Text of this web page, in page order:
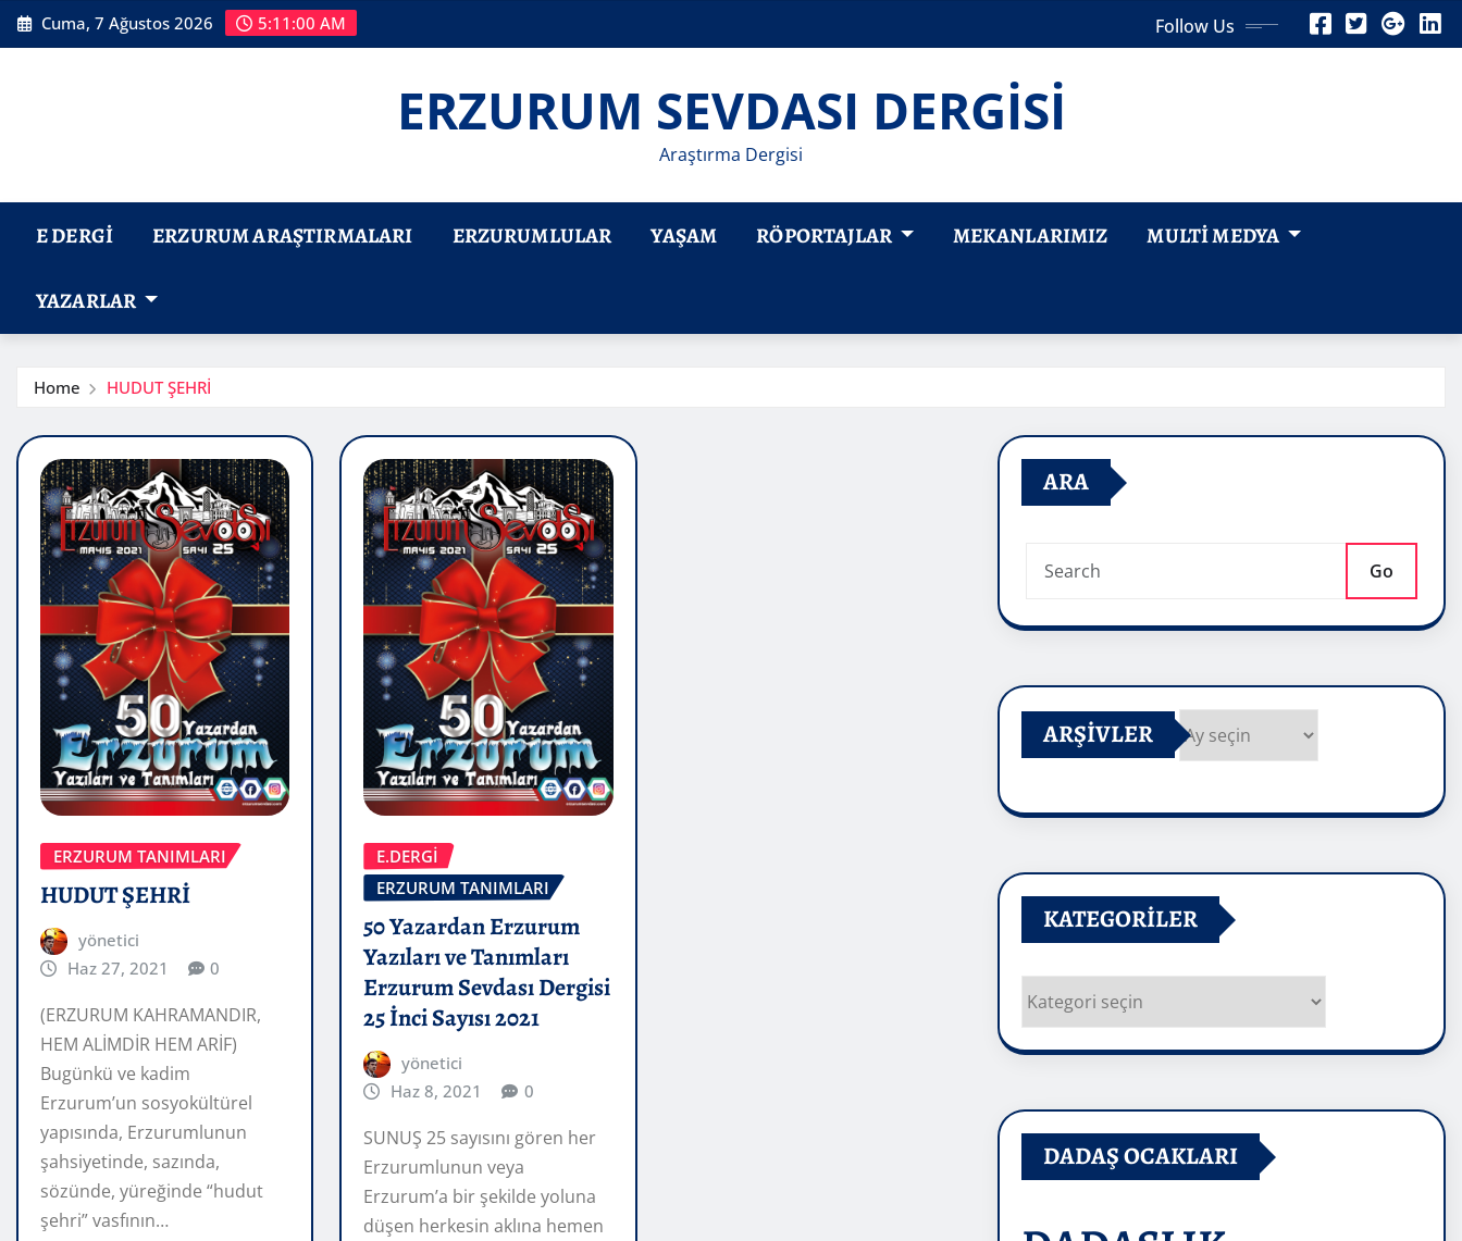
Skip
to
Cuma, 7 Ağustos 2026 5:11:01 AM Follow Us
ERZURUM SEVDASI DERGİSİ
Araştırma Dergisi
E DERGI ERZURUM ARAŞTIRMALARI ERZURUMLULAR YAŞAM RÖPORTAJLAR MEKANLARIMIZ MULTI MEDYA
YAZARLAR
Home HUDUT ŞEHRİ
ERZURUM TANIMLARI
HUDUT ŞEHRİ
yönetici
Haz 27, 2021
0
(ERZURUM KAHRAMANDIR,
HEM ALİMDİR HEM ARİF)
Bugünkü ve kadim
Erzurum’un sosyokültürel
yapısında, Erzurumlunun
şahsiyetinde, sazında,
sözünde, yüreğinde “hudut
şehri” vasfının…
E.DERGİ
ERZURUM TANIMLARI
50 Yazardan Erzurum
Yazıları ve Tanımları
Erzurum Sevdası Dergisi
25 İnci Sayısı 2021
yönetici
Haz 8, 2021
0
SUNUŞ 25 sayısını gören her
Erzurumlunun veya
Erzurum’a bir şekilde yoluna
düşen herkesin aklına hemen
ARA
Go
ARŞIVLER
KATEGORILER
Kategoriler
DADAŞ OCAKLARI